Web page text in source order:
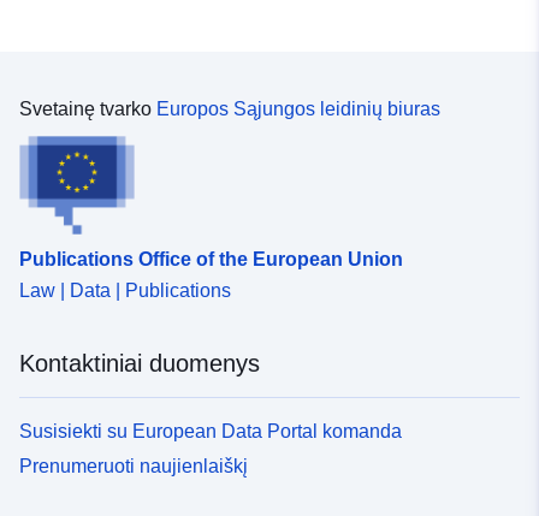
Svetainę tvarko Europos Sąjungos leidinių biuras
Publications Office of the European Union
Law | Data | Publications
Kontaktiniai duomenys
Susisiekti su European Data Portal komanda
Prenumeruoti naujienlaiškį